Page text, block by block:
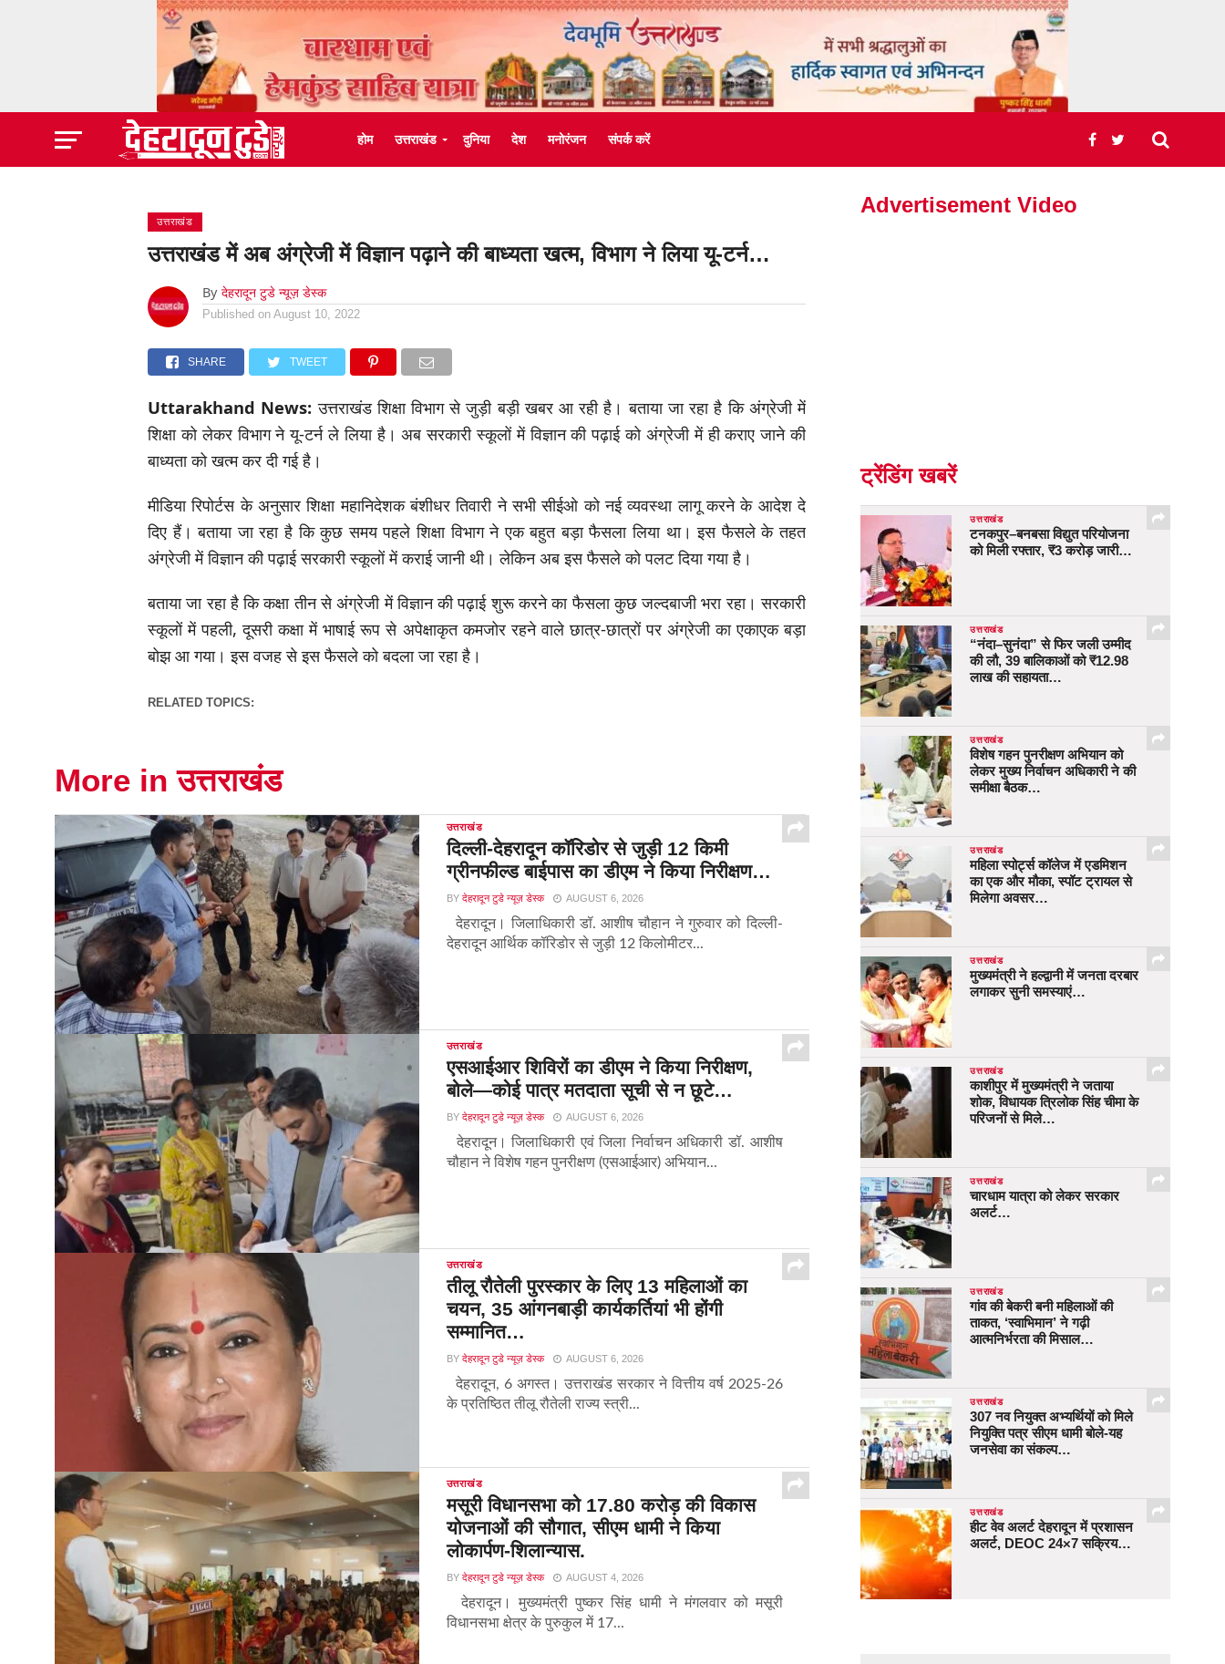
होम उत्तराखंड दुनिया देश मनोरंजन संपर्क करें
उत्तराखंड
उत्तराखंड में अब अंग्रेजी में विज्ञान पढ़ाने की बाध्यता खत्म, विभाग ने लिया यू-टर्न…
By देहरादून टुडे न्यूज़ डेस्क
Published on August 10, 2022
SHARE TWEET
Uttarakhand News: उत्तराखंड शिक्षा विभाग से जुड़ी बड़ी खबर आ रही है। बताया जा रहा है कि अंग्रेजी में
शिक्षा को लेकर विभाग ने यू-टर्न ले लिया है। अब सरकारी स्कूलों में विज्ञान की पढ़ाई को अंग्रेजी में ही कराए जाने की
बाध्यता को खत्म कर दी गई है।
मीडिया रिपोर्टस के अनुसार शिक्षा महानिदेशक बंशीधर तिवारी ने सभी सीईओ को नई व्यवस्था लागू करने के आदेश दे
दिए हैं। बताया जा रहा है कि कुछ समय पहले शिक्षा विभाग ने एक बहुत बड़ा फैसला लिया था। इस फैसले के तहत
अंग्रेजी में विज्ञान की पढ़ाई सरकारी स्कूलों में कराई जानी थी। लेकिन अब इस फैसले को पलट दिया गया है।
बताया जा रहा है कि कक्षा तीन से अंग्रेजी में विज्ञान की पढ़ाई शुरू करने का फैसला कुछ जल्दबाजी भरा रहा। सरकारी
स्कूलों में पहली, दूसरी कक्षा में भाषाई रूप से अपेक्षाकृत कमजोर रहने वाले छात्र-छात्रों पर अंग्रेजी का एकाएक बड़ा
बोझ आ गया। इस वजह से इस फैसले को बदला जा रहा है।
RELATED TOPICS:
More in उत्तराखंड
उत्तराखंड
दिल्ली-देहरादून कॉरिडोर से जुड़ी 12 किमी
ग्रीनफील्ड बाईपास का डीएम ने किया निरीक्षण…
BY देहरादून टुडे न्यूज़ डेस्क AUGUST 6, 2026
देहरादून। जिलाधिकारी डॉ. आशीष चौहान ने गुरुवार को दिल्ली-
देहरादून आर्थिक कॉरिडोर से जुड़ी 12 किलोमीटर...
उत्तराखंड
एसआईआर शिविरों का डीएम ने किया निरीक्षण,
बोले—कोई पात्र मतदाता सूची से न छूटे…
BY देहरादून टुडे न्यूज़ डेस्क AUGUST 6, 2026
देहरादून। जिलाधिकारी एवं जिला निर्वाचन अधिकारी डॉ. आशीष
चौहान ने विशेष गहन पुनरीक्षण (एसआईआर) अभियान...
उत्तराखंड
तीलू रौतेली पुरस्कार के लिए 13 महिलाओं का
चयन, 35 आंगनबाड़ी कार्यकर्तियां भी होंगी
सम्मानित…
BY देहरादून टुडे न्यूज़ डेस्क AUGUST 6, 2026
देहरादून, 6 अगस्त। उत्तराखंड सरकार ने वित्तीय वर्ष 2025-26
के प्रतिष्ठित तीलू रौतेली राज्य स्त्री...
उत्तराखंड
मसूरी विधानसभा को 17.80 करोड़ की विकास
योजनाओं की सौगात, सीएम धामी ने किया
लोकार्पण-शिलान्यास.
BY देहरादून टुडे न्यूज़ डेस्क AUGUST 4, 2026
देहरादून। मुख्यमंत्री पुष्कर सिंह धामी ने मंगलवार को मसूरी
विधानसभा क्षेत्र के पुरुकुल में 17...
Advertisement Video
ट्रेंडिंग खबरें
उत्तराखंड
टनकपुर–बनबसा विद्युत परियोजना
को मिली रफ्तार, ₹3 करोड़ जारी…
उत्तराखंड
“नंदा–सुनंदा” से फिर जली उम्मीद
की लौ, 39 बालिकाओं को ₹12.98
लाख की सहायता…
उत्तराखंड
विशेष गहन पुनरीक्षण अभियान को
लेकर मुख्य निर्वाचन अधिकारी ने की
समीक्षा बैठक…
उत्तराखंड
महिला स्पोर्ट्स कॉलेज में एडमिशन
का एक और मौका, स्पॉट ट्रायल से
मिलेगा अवसर…
उत्तराखंड
मुख्यमंत्री ने हल्द्वानी में जनता दरबार
लगाकर सुनी समस्याएं…
उत्तराखंड
काशीपुर में मुख्यमंत्री ने जताया
शोक, विधायक त्रिलोक सिंह चीमा के
परिजनों से मिले…
उत्तराखंड
चारधाम यात्रा को लेकर सरकार
अलर्ट…
उत्तराखंड
गांव की बेकरी बनी महिलाओं की
ताकत, ‘स्वाभिमान’ ने गढ़ी
आत्मनिर्भरता की मिसाल…
उत्तराखंड
307 नव नियुक्त अभ्यर्थियों को मिले
नियुक्ति पत्र सीएम धामी बोले-यह
जनसेवा का संकल्प…
उत्तराखंड
हीट वेव अलर्ट देहरादून में प्रशासन
अलर्ट, DEOC 24×7 सक्रिय…